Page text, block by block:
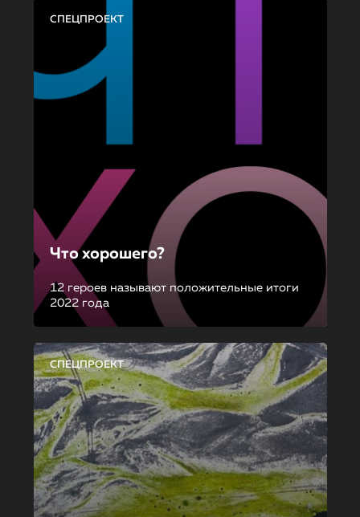
СПЕЦПРОЕКТ
Что хорошего?
12 героев называют положительные итоги
2022 года
СПЕЦПРОЕКТ